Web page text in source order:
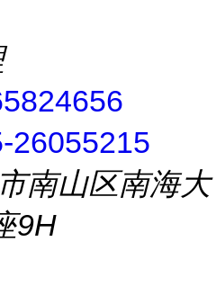
26055215
南山区南海大
9H